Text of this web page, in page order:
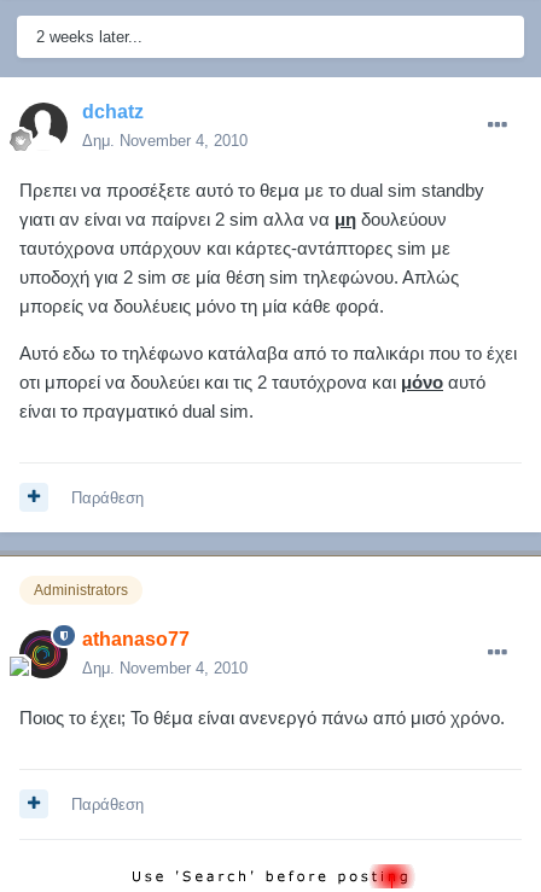
2 weeks later...
dchatz
Δημ. November 4, 2010
Πρεπει να προσέξετε αυτό το θεμα με το dual sim standby
γιατι αν είναι να παίρνει 2 sim αλλα να μη δουλεύουν
ταυτόχρονα υπάρχουν και κάρτες-αντάπτορες sim με
υποδοχή για 2 sim σε μία θέση sim τηλεφώνου. Απλώς
μπορείς να δουλέυεις μόνο τη μία κάθε φορά.
Αυτό εδω το τηλέφωνο κατάλαβα από το παλικάρι που το έχει
οτι μπορεί να δουλεύει και τις 2 ταυτόχρονα και μόνο αυτό
είναι το πραγματικό dual sim.
Παράθεση
Administrators
athanaso77
Δημ. November 4, 2010
Ποιος το έχει; Το θέμα είναι ανενεργό πάνω από μισό χρόνο.
Παράθεση